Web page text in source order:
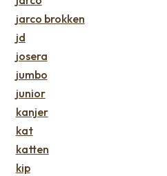
jarco brokken
jd
josera
jumbo
junior
kanjer
kat
katten
kip